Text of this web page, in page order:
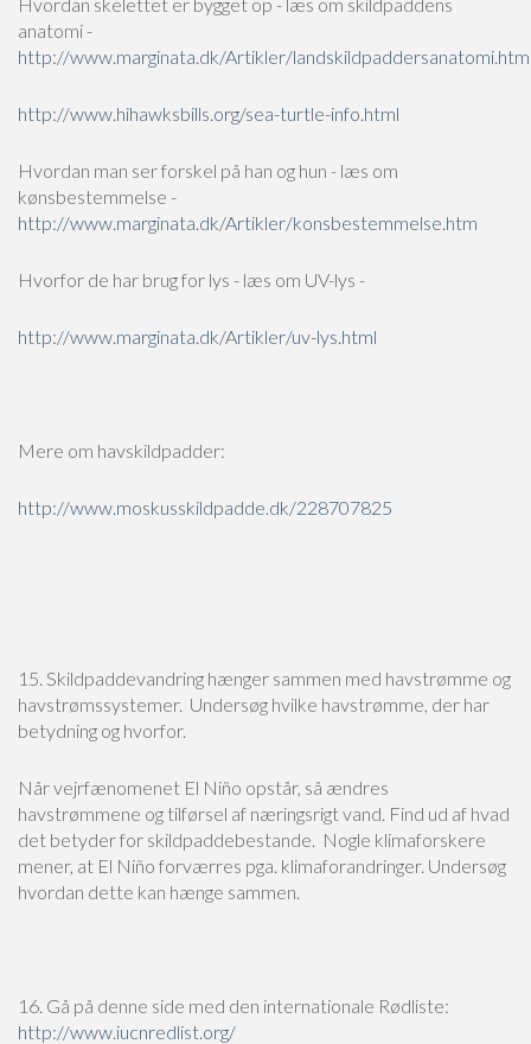
anatomi -
http://www.marginata.dk/Artikler/landskildpaddersanatomi.htm
http://www.hihawksbills.org/sea-turtle-info.html
Hvordan man ser forskel på han og hun - læs om
kønsbestemmelse -
http://www.marginata.dk/Artikler/konsbestemmelse.htm
Hvorfor de har brug for lys - læs om UV-lys -
http://www.marginata.dk/Artikler/uv-lys.html
Mere om havskildpadder:
http://www.moskusskildpadde.dk/228707825
15. Skildpaddevandring hænger sammen med havstrømme og
havstrømssystemer. Undersøg hvilke havstrømme, der har
betydning og hvorfor.
Når vejrfænomenet El Niño opstår, så ændres
havstrømmene og tilførsel af næringsrigt vand. Find ud af hvad
det betyder for skildpaddebestande. Nogle klimaforskere
mener, at El Niño forværres pga. klimaforandringer. Undersøg
hvordan dette kan hænge sammen.
16. Gå på denne side med den internationale Rødliste:
http://www.iucnredlist.org/